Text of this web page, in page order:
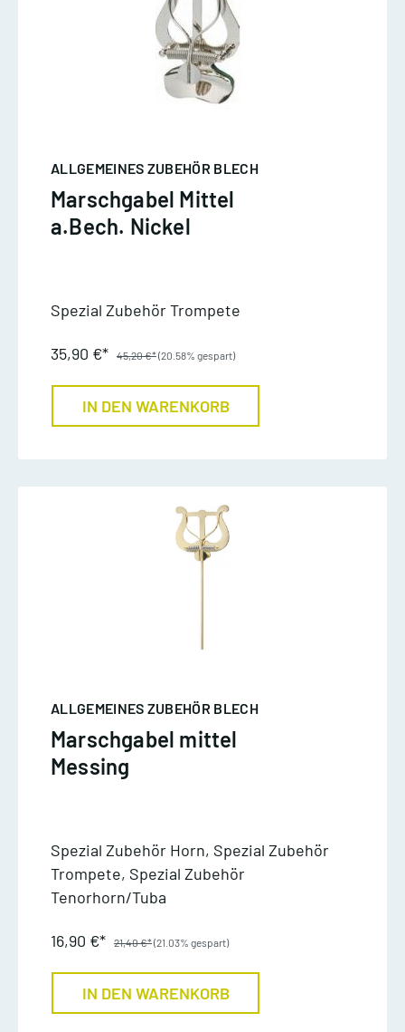
ALLGEMEINES ZUBEHÖR BLECH
Marschgabel Mittel
a.Bech. Nickel
Spezial Zubehör Trompete
35,90 €* 45,20 €*(20.58% gespart)
IN DEN WARENKORB
ALLGEMEINES ZUBEHÖR BLECH
Marschgabel mittel
Messing
Spezial Zubehör Horn, Spezial Zubehör
Trompete, Spezial Zubehör
Tenorhorn/Tuba
16,90 €* 21,40 €*(21.03% gespart)
IN DEN WARENKORB